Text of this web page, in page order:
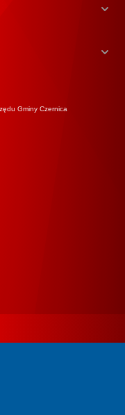
Gminy Czernica